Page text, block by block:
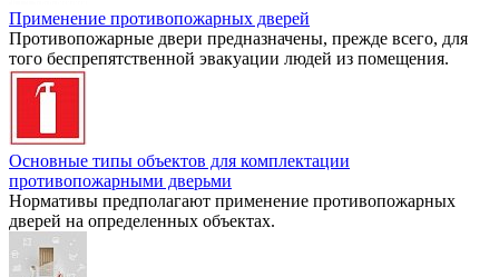
Применение противопожарных дверей
Противопожарные двери предназначены, прежде всего, для
того беспрепятственной эвакуации людей из помещения.
Основные типы объектов для комплектации
противопожарными дверьми
Нормативы предполагают применение противопожарных
дверей на определенных объектах.